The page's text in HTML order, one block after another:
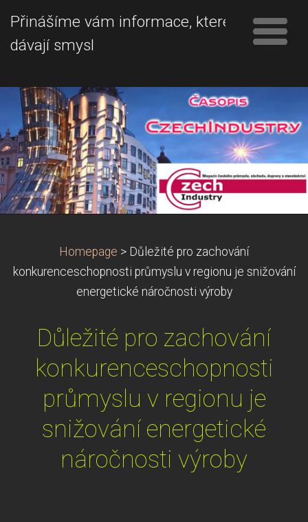
Přinášíme vám informace, které
dávají smysl
Homepage > Důležité pro zachování
konkurenceschopnosti průmyslu v regionu je snižování
energetické náročnosti výroby
Důležité pro zachování
konkurenceschopnosti
průmyslu v regionu je
snižování energetické
náročnosti výroby